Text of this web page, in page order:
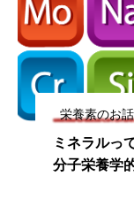
栄養素のお
ミネラルっ
分子栄養学